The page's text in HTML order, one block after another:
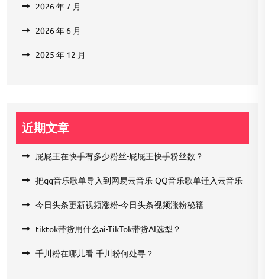
2026 年 7 月
2026 年 6 月
2025 年 12 月
近期文章
屁屁王在快手有多少粉丝-屁屁王快手粉丝数？
把qq音乐歌单导入到网易云音乐-QQ音乐歌单迁入云音乐
今日头条更新视频涨粉-今日头条视频涨粉秘籍
tiktok带货用什么ai-TikTok带货AI选型？
千川粉在哪儿看-千川粉何处寻？